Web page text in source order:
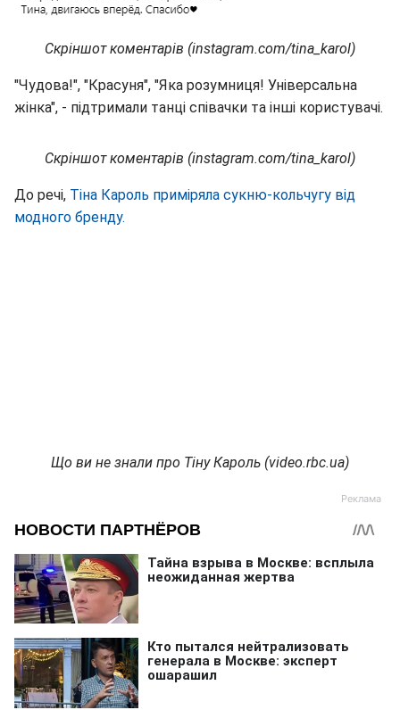
Скріншот коментарів (instagram.com/tina_karol)
"Чудова!", "Красуня", "Яка розумниця! Універсальна
жінка", - підтримали танці співачки та інші користувачі.
Скріншот коментарів (instagram.com/tina_karol)
До речі, Тіна Кароль приміряла сукню-кольчугу від
модного бренду.
Що ви не знали про Тіну Кароль (video.rbc.ua)